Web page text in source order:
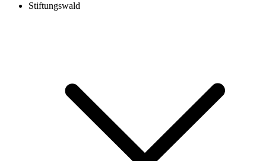
Stiftungswald